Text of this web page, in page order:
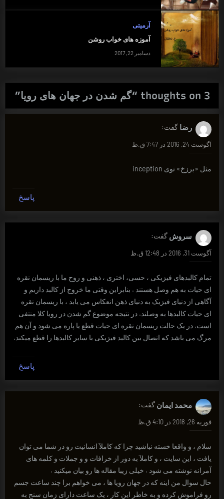
آرمیتی
آموزه های خواب روشن
دسامبر 22, 2017
3 thoughts on “ گم شدن در جهان های رویا”
رضا گفت:
آگوست 24, 2016 در 7:47 ق.ظ
مثل «برزخ» توی inception
پاسخ
سروش گفت:
آگوست 31, 2016 در 12:48 ق.ظ
تمام کالبدهای فیزیکی ، حسی، اختری ، ذهنی و روح ما با ریسمان نقره
ای حیات به هم وصل هستند . بنابراین وقتی ما خروج از کالبد داریم و
آگاهی از دنیای فیزیک به دنیای ذهن انعکاس می یابد ، با ریسمان نقره
ای حیات کالبدها به وصلند. در نتیجه موضوع گم شدن در رویا کلا منتفی
است. در یک حالت ریسمان نقره ای حیات قطع یا پاره می شود و آن هم
مرگ می باشد که اتصال بین کالبد فیزیکی با سایر کالبدها را قطع میکند.
پاسخ
محمد ایمان گفت:
فوریه 26, 2018 در 4:10 ق.ظ
سلام ، و واقعا خسته نباشید چرا که کاملآ انسانیت رو در شما می توان
یافت ، این سایت ، و کاملآ به دور از خرافات و و جملات و کلمه های
آمرانه نوشته می شود . خیلی زیبا مقاله ها رو بیان میکنید .
حال سوال من اینه که در جهان رویا ها ، می خواهم برا چند ساعت جسم
رو فراموش کرده و به خاطر این کار ، یک ساعت دارای زمان سنج به